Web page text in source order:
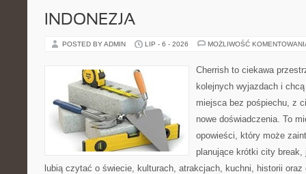
INDONEZJA
POSTED BY ADMIN LIP - 6 - 2026 MOŻLIWOŚĆ
Cherrish to ciekawa
kolejnych wyjazdach i
miejsca bez pośpiechu, z
nowe doświadczenia. To
opowieści, który może
planujące krótki city
lubią czytać o świecie, kulturach, atrakcjach, kuchni, historii